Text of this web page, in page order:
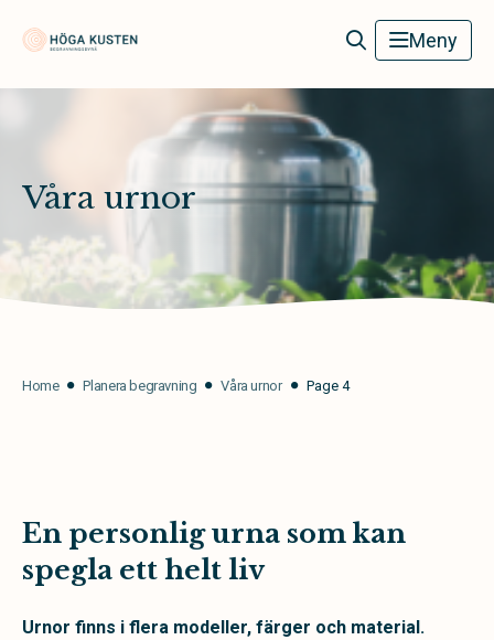
Höga Kusten Begravningsbyrå Meny
Våra urnor
Home Planera begravning Våra urnor Page 4
En personlig urna som kan
spegla ett helt liv
Urnor finns i flera modeller, färger och material.